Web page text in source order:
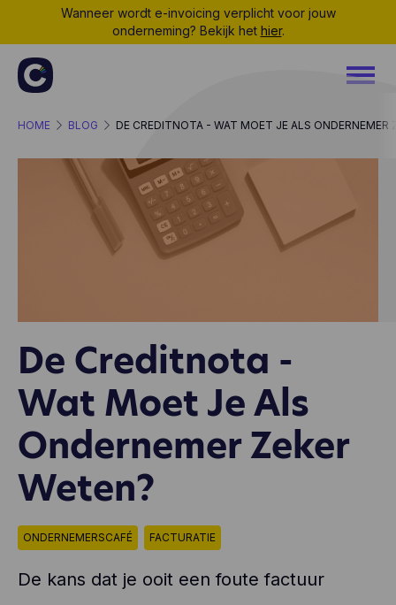
Wanneer wordt e-invoicing verplicht voor jouw
onderneming? Bekijk het hier.
HOME BLOG DE CREDITNOTA - WAT MOET JE ALS ONDERNEMER
De Creditnota -
Wat Moet Je Als
Ondernemer Zeker
Weten?
ONDERNEMERSCAFÉ FACTURATIE
De kans dat je ooit een foute factuur